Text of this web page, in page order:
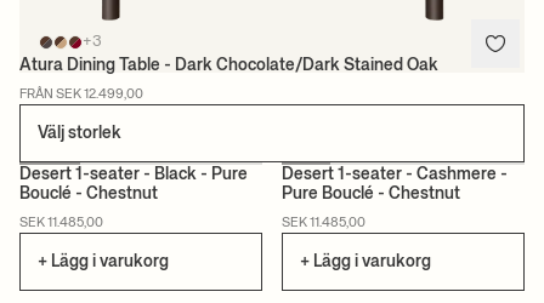
+3
Atura Dining Table - Dark Chocolate/Dark Stained Oak
FRÅN SEK 12.499,00
Välj storlek
NY
Desert 1-seater - Black - Pure
Bouclé - Chestnut
SEK 11.485,00
+ Lägg i varukorg
NY
Desert 1-seater - Cashmere -
Pure Bouclé - Chestnut
SEK 11.485,00
+ Lägg i varukorg